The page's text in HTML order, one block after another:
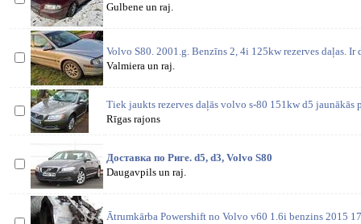
Gulbene un raj.
Volvo S80. 2001.g. Benzīns 2, 4i 125kw rezerves daļas. Ir
Valmiera un raj.
Tiek jaukts rezerves daļās volvo s-80 151kw d5 jaunākās
Rīgas rajons
Доставка по Риге. d5, d3, Volvo S80
Daugavpils un raj.
Ātrumkārba Powershift no Volvo v60 1.6i benzins 2015